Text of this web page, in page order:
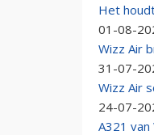
Het
01-08-
Wizz Air
31-07-
Wizz Air
24-07-
A321 van